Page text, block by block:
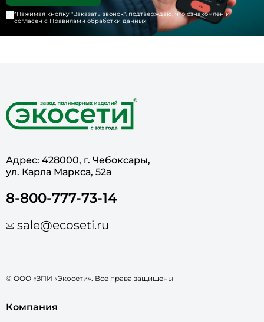
*Нажимая кнопку "Заказать звонок", подтверждаю, что ознакомлен и
согласен с Правилами обработки данных
Адрес: 428000, г. Чебоксары,
ул. Карла Маркса, 52а
8-800-777-73-14
sale@ecoseti.ru
© ООО «ЗПИ «Экосети». Все права защищены
Компания